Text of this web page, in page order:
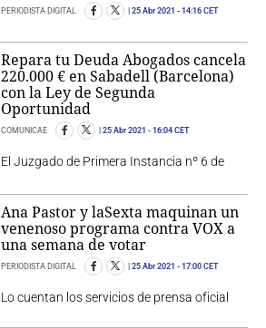
PERIODISTA DIGITAL 25 Abr 2021 - 14:16 CET
Repara tu Deuda Abogados cancela
220.000 € en Sabadell (Barcelona)
con la Ley de Segunda
Oportunidad
COMUNICAE 25 Abr 2021 - 16:04 CET
El Juzgado de Primera Instancia nº 6 de
Ana Pastor y laSexta maquinan un
venenoso programa contra VOX a
una semana de votar
PERIODISTA DIGITAL 25 Abr 2021 - 17:00 CET
Lo cuentan los servicios de prensa oficial